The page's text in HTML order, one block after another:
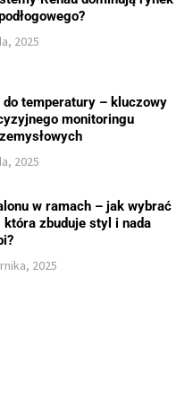
2025
temperatury – kluczowy
monitoringu
2025
w ramach – jak wybrać
która zbuduje styl i nada
2025